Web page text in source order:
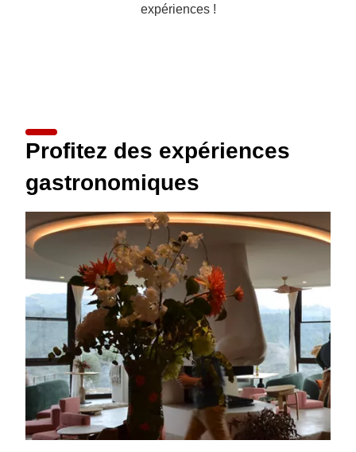
expériences !
Profitez des expériences
gastronomiques